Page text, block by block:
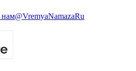
нам@VremyaNamazaRu